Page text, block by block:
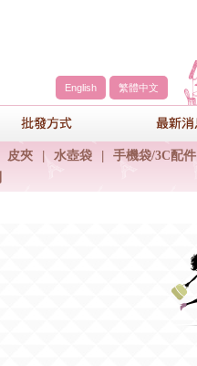
English 繁體中文
皮夾 水壺袋 手機袋/3C配件
包包批發方式